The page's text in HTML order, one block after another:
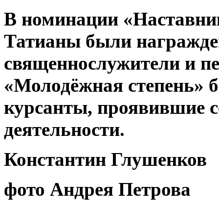
В номинации
Татианы были
священнослужители и
«Молодёжная степень»
курсанты, проявившие
деятельности.
Константин Глушенков
фото Андрея Петрова